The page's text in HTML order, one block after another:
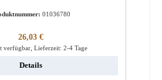
01036780
Regulärer Preis:
26,03 €
verfügbar, Lieferzeit: 2-4 Tage
Details